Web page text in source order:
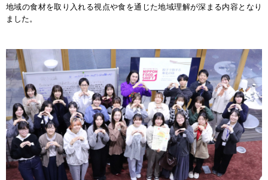
地域の食材を取り入れる視点や食を通じた地域理解が深まる内容となり
ました。